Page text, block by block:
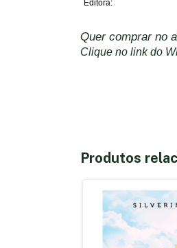
Editora:
Quer comprar no
Clique no link do
Produtos